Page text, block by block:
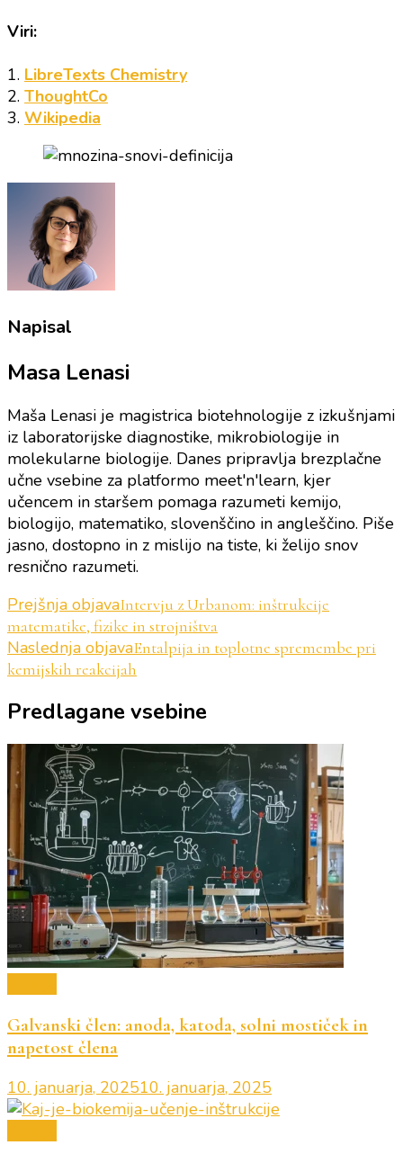
Viri:
1. LibreTexts Chemistry
2. ThoughtCo
3. Wikipedia
Napisal
Masa Lenasi
Maša Lenasi je magistrica biotehnologije z izkušnjami
iz laboratorijske diagnostike, mikrobiologije in
molekularne biologije. Danes pripravlja brezplačne
učne vsebine za platformo meet'n'learn, kjer
učencem in staršem pomaga razumeti kemijo,
biologijo, matematiko, slovenščino in angleščino. Piše
jasno, dostopno in z mislijo na tiste, ki želijo snov
resnično razumeti.
Navigacija
objav
Prejšnja objavaIntervju z Urbanom: inštrukcije
matematike, fizike in strojništva
Naslednja objavaEntalpija in toplotne spremembe pri
kemijskih reakcijah
Predlagane vsebine
Galvanski člen: anoda, katoda, solni mostiček in
napetost člena
10. januarja, 202510. januarja, 2025